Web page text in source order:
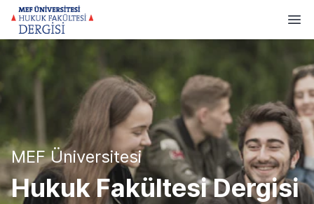
MEF Üniversitesi
Hukuk Fakültesi Dergisi